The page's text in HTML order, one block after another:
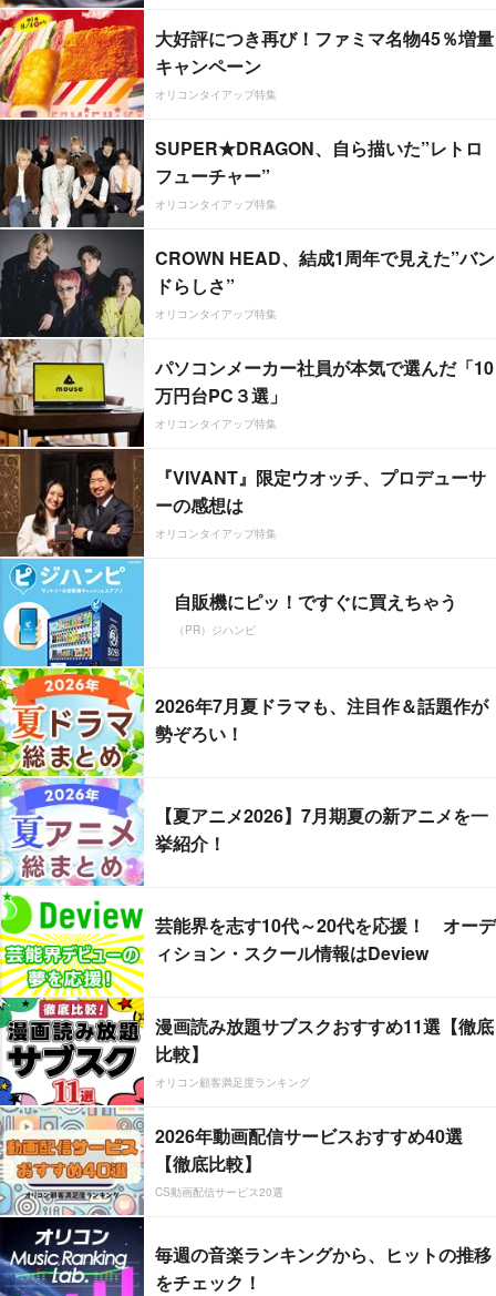
大好評につき再び！ファミマ名物45％増量
キャンペーン
オリコンタイアップ特集
SUPER★DRAGON、自ら描いた”レトロ
フューチャー”
オリコンタイアップ特集
CROWN HEAD、結成1周年で見えた”バン
ドらしさ”
オリコンタイアップ特集
パソコンメーカー社員が本気で選んだ「10
万円台PC３選」
オリコンタイアップ特集
『VIVANT』限定ウオッチ、プロデューサ
ーの感想は
オリコンタイアップ特集
自販機にピッ！ですぐに買えちゃう
（PR）ジハンピ
2026年7月夏ドラマも、注目作＆話題作が
勢ぞろい！
【夏アニメ2026】7月期夏の新アニメを一
挙紹介！
芸能界を志す10代～20代を応援！ オーデ
ィション・スクール情報はDeview
漫画読み放題サブスクおすすめ11選【徹底
比較】
オリコン顧客満足度ランキング
2026年動画配信サービスおすすめ40選
【徹底比較】
CS動画配信サービス20選
毎週の音楽ランキングから、ヒットの推移
をチェック！